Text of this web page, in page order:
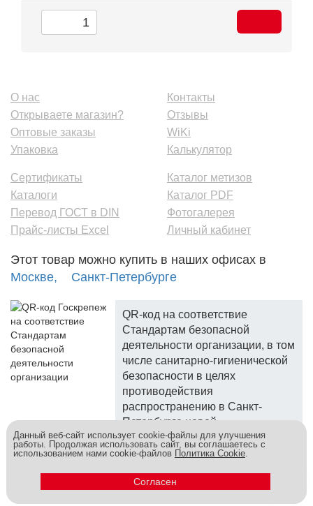
О нас
Открываете магазин?
Оптовые заказы
Упаковка
Контакты
Отзывы
WiKi
Калькулятор
Сертификаты
Каталоги
Перевод ГОСТ в DIN
Прайс-листы Excel
Каталог метизов
Каталог PDF
Фотогалерея
Личный кабинет
Этот товар можно купить в наших офисах в
Москве,
Санкт-Петербурге
QR-код на соответствие
Стандартам безопасной
деятельности организации, в том
числе санитарно-гигиенической
безопасности в целях
противодействия
распространению в Санкт-
Петербурге новой
коронавирусной инфекции.
Метизы и крепеж оптом - это к нам! © 2026
Данный веб-сайт использует cookie-файлы для улучшения
работы. Продолжая использовать сайт, вы соглашаетесь с
использованием нами cookie-файлов Политика Cookie.
Согласен